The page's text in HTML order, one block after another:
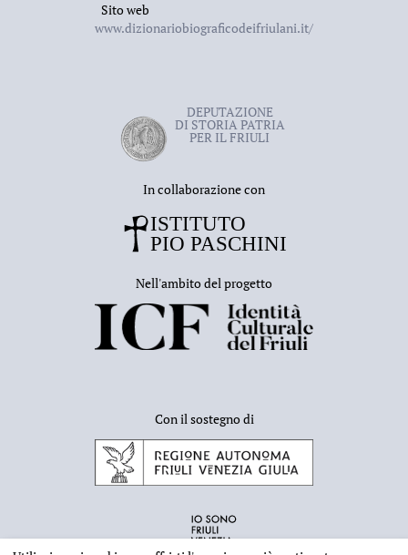
Sito web
www.dizionariobiograficodeifriulani.it/
DEPUTAZIONE
DI STORIA PATRIA
PER IL FRIULI
In collaborazione con
Nell'ambito del progetto
Con il sostegno di